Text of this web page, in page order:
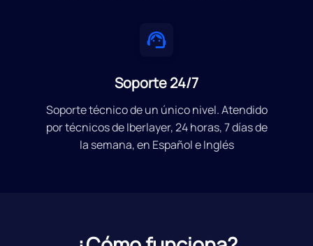
Soporte 24/7
Soporte técnico de un único nivel. Atendido
por técnicos de Iberlayer, 24 horas, 7 días de
la semana, en Español e Inglés